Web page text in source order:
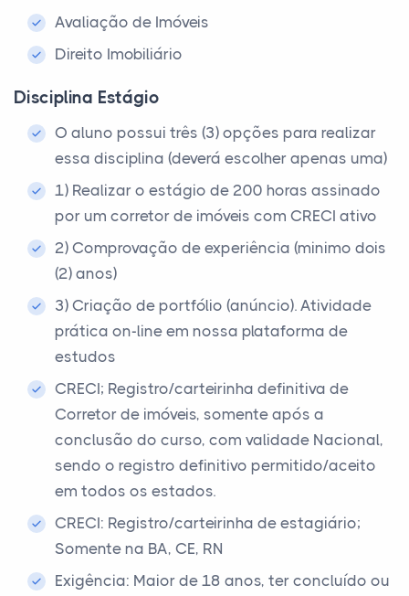
Avaliação de Imóveis
Direito Imobiliário
Disciplina Estágio
O aluno possui três (3) opções para realizar
essa disciplina (deverá escolher apenas uma)
1) Realizar o estágio de 200 horas assinado
por um corretor de imóveis com CRECI ativo
2) Comprovação de experiência (minimo dois
(2) anos)
3) Criação de portfólio (anúncio). Atividade
prática on-line em nossa plataforma de
estudos
CRECI; Registro/carteirinha definitiva de
Corretor de imóveis, somente após a
conclusão do curso, com validade Nacional,
sendo o registro definitivo permitido/aceito
em todos os estados.
CRECI: Registro/carteirinha de estagiário;
Somente na BA, CE, RN
Exigência: Maior de 18 anos, ter concluído ou